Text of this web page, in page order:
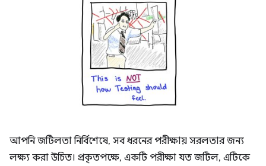
আপনি জটিলতা নির্বিশেষে, সব ধরনের পরীক্ষায় সরলতার জন্য
লক্ষ্য করা উচিত। প্রকৃতপক্ষে, একটি পরীক্ষা যত জটিল, এটিকে